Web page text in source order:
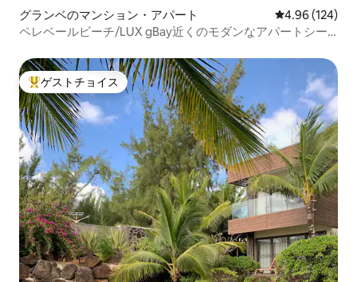
グランベのマンション・アパート レビュー124
4.96 (124)
ペレベールビーチ/LUX gBay近くのモダンなアパートシー
大好評のゲストチョイスです。
ゲストチョイス